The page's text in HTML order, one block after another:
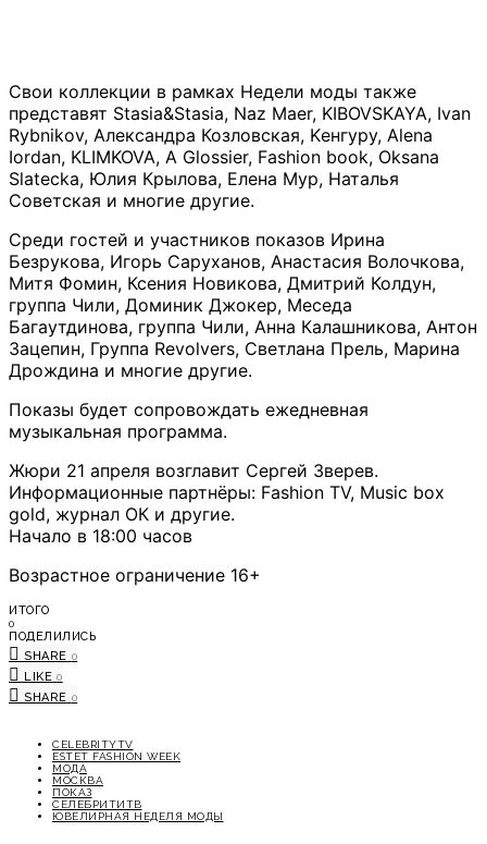
Свои коллекции в рамках Недели моды также
представят Stasia&Stasia, Naz Maer, KIBOVSKAYA, Ivan
Rybnikov, Александра Козловская, Kенгуру, Alena
Iordan, KLIMKOVA, А Glossier, Fashion book, Oksana
Slatecka, Юлия Крылова, Елена Мур, Наталья
Советская и многие другие.
Среди гостей и участников показов Ирина
Безрукова, Игорь Саруханов, Анастасия Волочкова,
Митя Фомин, Ксения Новикова, Дмитрий Колдун,
группа Чили, Доминик Джокер, Меседа
Багаутдинова, группа Чили, Анна Калашникова, Антон
Зацепин, Группа Revolvers, Светлана Прель, Марина
Дрождина и многие другие.
Показы будет сопровождать ежедневная
музыкальная программа.
Жюри 21 апреля возглавит Сергей Зверев.
Информационные партнёры: Fashion TV, Music box
gold, журнал ОК и другие.
Начало в 18:00 часов
Возрастное ограничение 16+
ИТОГО
0
ПОДЕЛИЛИСЬ
SHARE 0
LIKE 0
SHARE 0
CELEBRITYTV
ESTET FASHION WEEK
МОДА
МОСКВА
ПОКАЗ
СЕЛЕБРИТИТВ
ЮВЕЛИРНАЯ НЕДЕЛЯ МОДЫ